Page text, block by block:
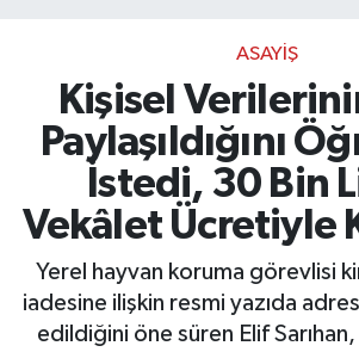
ASAYIŞ
Kişisel
Paylaşıldığını
İstedi, 30 Bin
Vekâlet Ücretiyle
Yerel hayvan koruma görevlisi
iadesine ilişkin resmi yazıda
edildiğini öne süren Elif